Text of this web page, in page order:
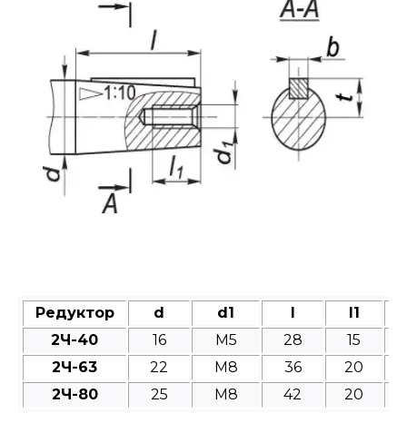
Редуктор d d1 l l1
2Ч-40
16 M5 28 15
2Ч-63
22 M8 36 20
2Ч-80
25 M8 42 20